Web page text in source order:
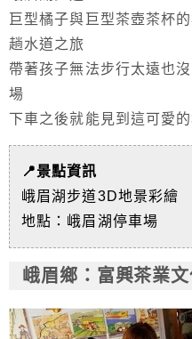
巨型橘子與巨型茶壺茶杯
趟水道之旅
帶著孩子無法步行太遠也
場
下車之後就能見到這可愛
📍景點資訊
峨眉湖步道3D地景彩繪
地點：峨眉湖停車場
峨眉鄉 ：富興茶業